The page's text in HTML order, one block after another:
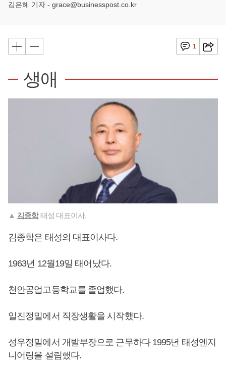
김은혜 기자 - grace@businesspost.co.kr
1
생애
▲ 김종학태성 대표이사.
김종학은 태성의 대표이사다.
1963년 12월19일 태어났다.
천안공업고등학교를 졸업했다.
일진정밀에서 직장생활을 시작했다.
성우정밀에서 개발부장으로 근무하다 1995년 태성엔지
니어링을 설립했다.